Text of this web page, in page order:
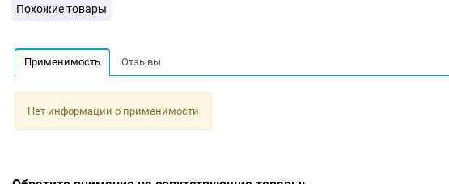
Похожие товары
Применимость Отзывы
Нет информации о применимости